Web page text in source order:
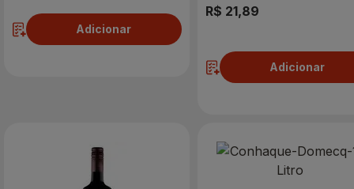
Adicionar
R$ 21,89
Adicionar